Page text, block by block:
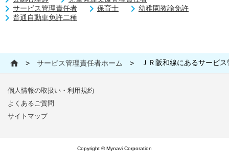
サービス管理責任者
保育士
幼稚園教諭免許
普通自動車免許二種
> サービス管理責任者ホーム > ＪＲ阪和線にあるサービ
個人情報の取扱い・利用規約
よくあるご質問
サイトマップ
Copyright © Mynavi Corporation